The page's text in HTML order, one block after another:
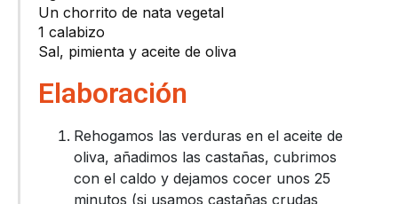
Un chorrito de nata vegetal
1 calabizo
Sal, pimienta y aceite de oliva
Elaboración
Rehogamos las verduras en el aceite de
oliva, añadimos las castañas, cubrimos
con el caldo y dejamos cocer unos 25
minutos (si usamos castañas crudas